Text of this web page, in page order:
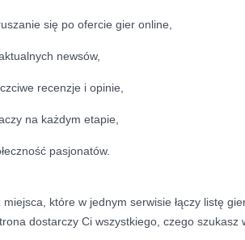
się po ofercie gier online,
newsów,
recenzje i opinie,
na każdym etapie,
pasjonatów.
które w jednym serwisie łączy listę
dostarczy Ci wszystkiego, czego szukasz